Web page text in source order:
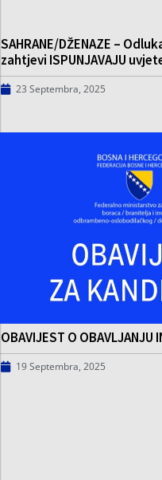
SAHRANE/DŽENAZE –
zahtjevi ISPUNJAVAJU
23 Septembra, 2025
OBAVIJEST O OBAVLJANJU
19 Septembra, 2025